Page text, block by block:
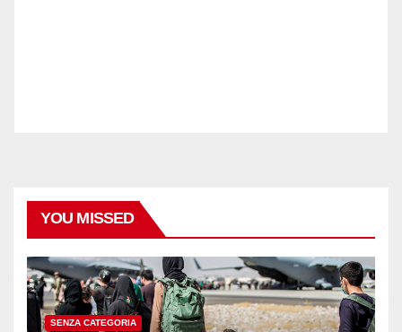
YOU MISSED
SENZA CATEGORIA